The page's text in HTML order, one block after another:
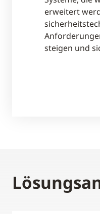
erweitert
steigen und